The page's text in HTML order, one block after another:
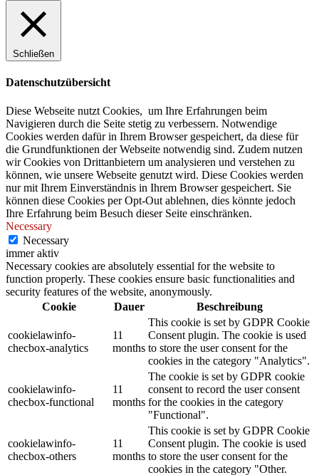
Schließen
Datenschutzübersicht
Diese Webseite nutzt Cookies, um Ihre Erfahrungen beim
Navigieren durch die Seite stetig zu verbessern. Notwendige
Cookies werden dafür in Ihrem Browser gespeichert, da diese für
die Grundfunktionen der Webseite notwendig sind. Zudem nutzen
wir Cookies von Drittanbietern um analysieren und verstehen zu
können, wie unsere Webseite genutzt wird. Diese Cookies werden
nur mit Ihrem Einverständnis in Ihrem Browser gespeichert. Sie
können diese Cookies per Opt-Out ablehnen, dies könnte jedoch
Ihre Erfahrung beim Besuch dieser Seite einschränken.
Necessary
Necessary
immer aktiv
Necessary cookies are absolutely essential for the website to
function properly. These cookies ensure basic functionalities and
security features of the website, anonymously.
Cookie
Dauer Beschreibung
cookielawinfo-
checbox-analytics
11
months
This cookie is set by GDPR Cookie
Consent plugin. The cookie is used
to store the user consent for the
cookies in the category "Analytics".
cookielawinfo-
checbox-functional
11
months
The cookie is set by GDPR cookie
consent to record the user consent
for the cookies in the category
"Functional".
cookielawinfo-
checbox-others
11
months
This cookie is set by GDPR Cookie
Consent plugin. The cookie is used
to store the user consent for the
cookies in the category "Other.